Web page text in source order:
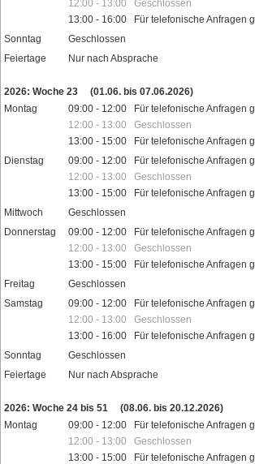
12:00 - 13:00 Geschlossen
13:00 - 16:00 Für telefonische Anfragen
Sonntag
Geschlossen
Feiertage
Nur nach Absprache
2026: Woche 23
(01.06. bis 07.06.2026)
Montag
09:00 - 12:00 Für telefonische Anfragen
12:00 - 13:00 Geschlossen
13:00 - 15:00 Für telefonische Anfragen
Dienstag
09:00 - 12:00 Für telefonische Anfragen
12:00 - 13:00 Geschlossen
13:00 - 15:00 Für telefonische Anfragen
Mittwoch
Geschlossen
Donnerstag
09:00 - 12:00 Für telefonische Anfragen
12:00 - 13:00 Geschlossen
13:00 - 15:00 Für telefonische Anfragen
Freitag
Geschlossen
Samstag
09:00 - 12:00 Für telefonische Anfragen
12:00 - 13:00 Geschlossen
13:00 - 16:00 Für telefonische Anfragen
Sonntag
Geschlossen
Feiertage
Nur nach Absprache
2026: Woche 24 bis 51
(08.06. bis 20.12.2026)
Montag
09:00 - 12:00 Für telefonische Anfragen
12:00 - 13:00 Geschlossen
13:00 - 15:00 Für telefonische Anfragen